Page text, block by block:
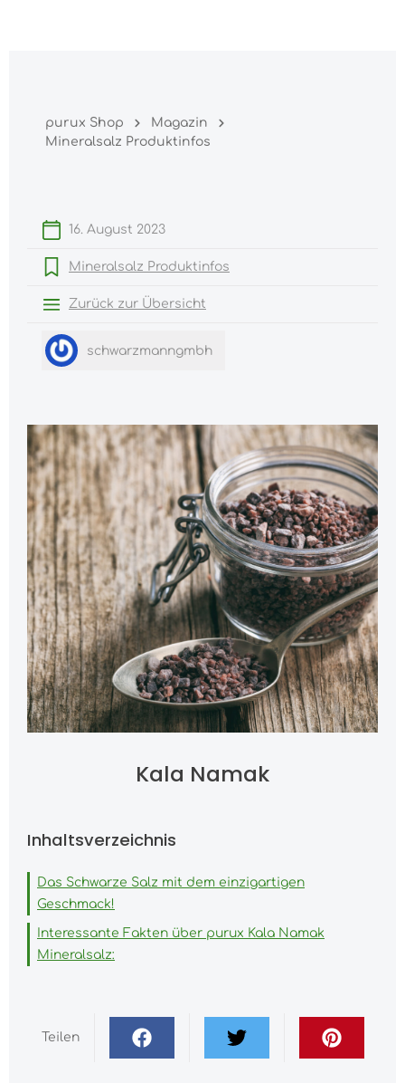
purux Shop
Magazin
Mineralsalz Produktinfos
16. August 2023
Mineralsalz Produktinfos
Zurück zur Übersicht
schwarzmanngmbh
Kala Namak
Inhaltsverzeichnis
Das Schwarze Salz mit dem einzigartigen
Geschmack!
Interessante Fakten über purux Kala Namak
Mineralsalz:
Teilen